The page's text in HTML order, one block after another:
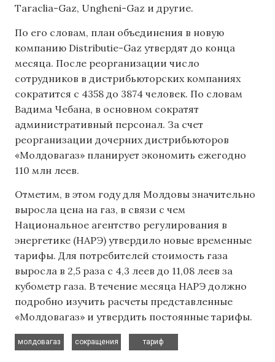
Taraclia-Gaz, Ungheni-Gaz и другие.
По его словам, план объединения в новую
компанию Distributie-Gaz утвердят до конца
месяца. После реорганизации число
сотрудников в дистрибьюторских компаниях
сократится с 4358 до 3874 человек. По словам
Вадима Чебана, в основном сократят
административный персонал. За счет
реорганизации дочерних дистрибьюторов
«Молдовагаз» планирует экономить ежегодно
110 млн леев.
Отметим, в этом году для Молдовы значительно
выросла цена на газ, в связи с чем
Национальное агентство регулирования в
энергетике (НАРЭ) утвердило новые временные
тарифы. Для потребителей стоимость газа
выросла в 2,5 раза с 4,3 леев до 11,08 леев за
кубометр газа. В течение месяца НАРЭ должно
подробно изучить расчеты представленные
«Молдовагаз» и утвердить постоянные тарифы.
молдовагаз
сокращения
тариф